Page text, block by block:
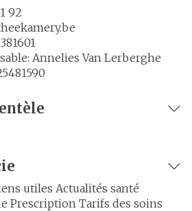
92
381601
Annelies Van Lerberghe
utiles Actualités santé
Prescription Tarifs des soins